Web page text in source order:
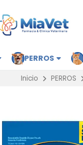
PERROS
Inicio PERROS